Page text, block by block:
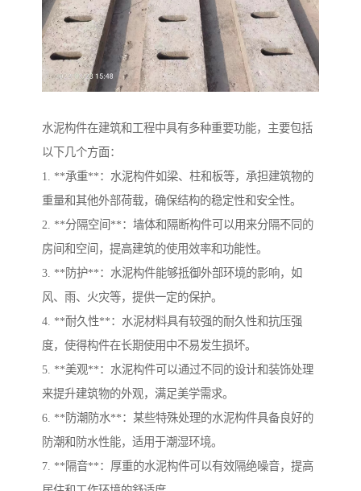
水泥构件在建筑和工程中具有多种重要功能，主要包括
以下几个方面：
1. **承重**：水泥构件如梁、柱和板等，承担建筑物的
重量和其他外部荷载，确保结构的稳定性和安全性。
2. **分隔空间**：墙体和隔断构件可以用来分隔不同的
房间和空间，提高建筑的使用效率和功能性。
3. **防护**：水泥构件能够抵御外部环境的影响，如
风、雨、火灾等，提供一定的保护。
4. **耐久性**：水泥材料具有较强的耐久性和抗压强
度，使得构件在长期使用中不易发生损坏。
5. **美观**：水泥构件可以通过不同的设计和装饰处理
来提升建筑物的外观，满足美学需求。
6. **防潮防水**：某些特殊处理的水泥构件具备良好的
防潮和防水性能，适用于潮湿环境。
7. **隔音**：厚重的水泥构件可以有效隔绝噪音，提高